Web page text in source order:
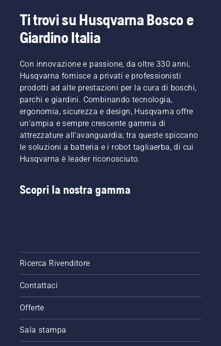
senz'altro
migliorare
durante
l'uso
della
motosega.
Mathilda
Arvidsson
alcuni
dei
principali
miglioramenti.
mondo
la nostra
Ti trovi su Husqvarna Bosco e
Giardino Italia
Con innovazione e passione, da oltre 330 anni,
Husqvarna fornisce a privati e professionisti
prodotti ad alte prestazioni per la cura di boschi,
parchi e giardini. Combinando tecnologia,
ergonomia, sicurezza e design, Husqvarna offre
un'ampia e sempre crescente gamma di
attrezzature all’avanguardia; tra queste spiccano
le soluzioni a batteria e i robot tagliaerba, di cui
Husqvarna è leader riconosciuto.
Scopri la nostra gamma
Ricerca Rivenditore
Contattaci
Offerte
Sala stampa